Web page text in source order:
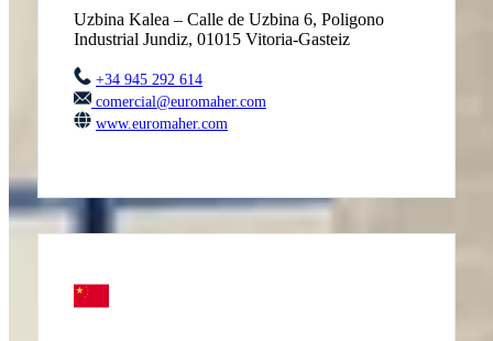
Uzbina Kalea – Calle de Uzbina 6, Poligono
Industrial Jundiz, 01015 Vitoria-Gasteiz
+34 945 292 614
comercial@euromaher.com
www.euromaher.com